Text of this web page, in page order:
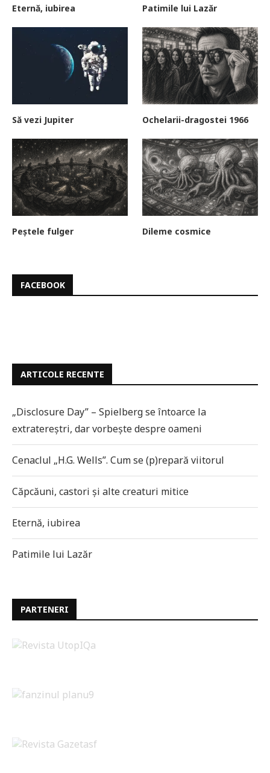
Eternă, iubirea Patimile lui Lazăr
Să vezi Jupiter Ochelarii-dragostei 1966
Peștele fulger Dileme cosmice
FACEBOOK
ARTICOLE RECENTE
„Disclosure Day” – Spielberg se întoarce la
extratereștri, dar vorbește despre oameni
Cenaclul „H.G. Wells”. Cum se (p)repară viitorul
Căpcăuni, castori și alte creaturi mitice
Eternă, iubirea
Patimile lui Lazăr
PARTENERI